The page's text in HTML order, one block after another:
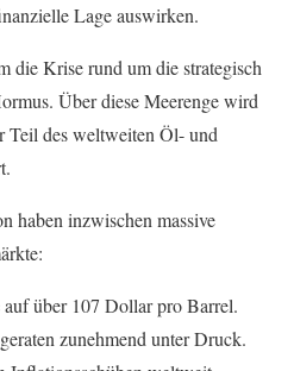
Lage auswirken.
die Krise rund um die strategisch
Über diese Meerenge wird
Teil des weltweiten Öl- und
haben inzwischen massive
über 107 Dollar pro Barrel.
zunehmend unter Druck.